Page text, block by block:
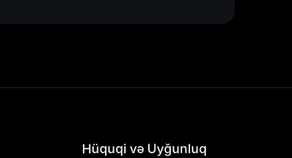
Hüquqi və Uyğunluq